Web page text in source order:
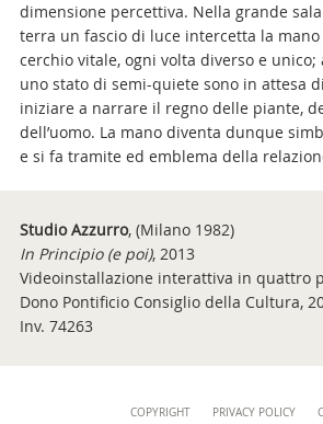
dimensione percettiva. Nella grande
terra un fascio di luce intercetta la
cerchio vitale, ogni volta diverso e
uno stato di semi-quiete sono in attesa
iniziare a narrare il regno delle piante,
dell’uomo. La mano diventa dunque
e si fa tramite ed emblema della
Studio Azzurro, (Milano 1982)
In Principio (e poi), 2013
Videoinstallazione interattiva in quattro
Dono Pontificio Consiglio della Cultura,
Inv. 74263
COPYRIGHT PRIVACY POLICY